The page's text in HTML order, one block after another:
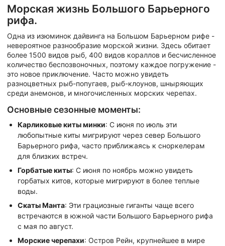
Морская жизнь Большого Барьерного
рифа.
Одна из изюминок дайвинга на Большом Барьерном рифе -
невероятное разнообразие морской жизни. Здесь обитает
более 1500 видов рыб, 400 видов кораллов и бесчисленное
количество беспозвоночных, поэтому каждое погружение -
это новое приключение. Часто можно увидеть
разноцветных рыб-попугаев, рыб-клоунов, шныряющих
среди анемонов, и многочисленных морских черепах.
Основные сезонные моменты:
Карликовые киты минки: С июня по июль эти
любопытные киты мигрируют через север Большого
Барьерного рифа, часто приближаясь к сноркелерам
для близких встреч.
Горбатые киты: С июня по ноябрь можно увидеть
горбатых китов, которые мигрируют в более теплые
воды.
Скаты Манта: Эти грациозные гиганты чаще всего
встречаются в южной части Большого Барьерного рифа
с мая по август.
Морские черепахи: Остров Рейн, крупнейшее в мире